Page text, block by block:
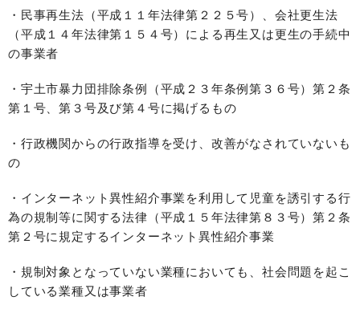
・民事再生法（平成１１年法律第２２５号）、会社更生法
（平成１４年法律第１５４号）による再生又は更生の手続中
の事業者
・宇土市暴力団排除条例（平成２３年条例第３６号）第２条
第１号、第３号及び第４号に掲げるもの
・行政機関からの行政指導を受け、改善がなされていないも
の
・インターネット異性紹介事業を利用して児童を誘引する行
為の規制等に関する法律（平成１５年法律第８３号）第２条
第２号に規定するインターネット異性紹介事業
・規制対象となっていない業種においても、社会問題を起こ
している業種又は事業者